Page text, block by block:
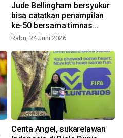
Jude Bellingham bersyukur
bisa catatkan penampilan
ke-50 bersama timnas
Inggris
Rabu, 24 Juni 2026
Cerita Angel, sukarelawan